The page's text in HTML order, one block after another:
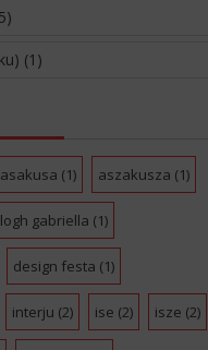
(1)
asakusa (1) aszakusza (1)
gabriella (1)
design festa (1)
interju (2) ise (2) isze (2)